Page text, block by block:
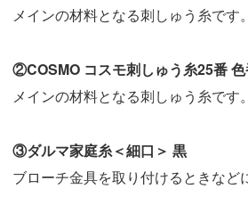
メインの材料となる刺しゅう糸です。
②COSMO コスモ刺しゅう糸25番
メインの材料となる刺しゅう糸です。
③ダルマ家庭糸＜細口＞ 黒
ブローチ金具を取り付けるときなど